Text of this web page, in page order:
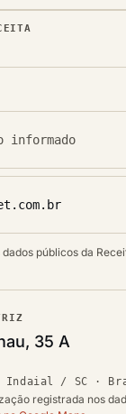
informado
públicos da
35 A
Indaial / SC ·
registrada nos